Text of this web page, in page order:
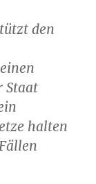
den
Staat
halten